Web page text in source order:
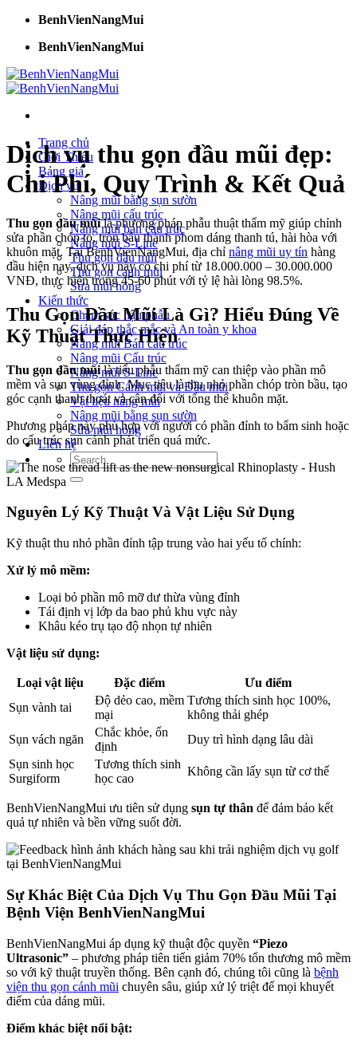
BenhVienNangMui
BenhVienNangMui
Trang chủ
Giới Thiệu
Bảng giá
Dịch vụ
Nâng mũi bằng sụn sườn
Nâng mũi cấu trúc
Nâng mũi bán cấu trúc
Nâng mũi S-Line
Thu gọn đầu mũi
Thu gọn cánh mũi
Sửa mũi hỏng
Kiến thức
Chăm sóc hậu phẫu
Giải đáp thắc mắc và An toàn y khoa
Nâng mũi Bán cấu trúc
Nâng mũi Cấu trúc
Nâng mũi S-Line
Thu gọn Cánh mũi và Đầu mũi
Vật liệu nâng mũi
Nâng mũi bằng sụn sườn
Sửa mũi hỏng
Liên hệ
Dịch vụ thu gọn đầu mũi đẹp:
Chi Phí, Quy Trình & Kết Quả
Thu gọn đầu mũilà phương pháp phẫu thuật thẩm mỹ giúp chỉnh
sửa phần chóp to, tròn bầu thành phom dáng thanh tú, hài hòa với
khuôn mặt. Tại BenhVienNangMui, địa chỉ nâng mũi uy tín hàng
đầu hiện nay, dịch vụ này có chi phí từ 18.000.000 – 30.000.000
VNĐ, thực hiện trong 45-60 phút với tỷ lệ hài lòng 98.5%.
Thu Gọn Đầu Mũi Là Gì? Hiểu Đúng Về
Kỹ Thuật Thực Hiện
Thu gọn đầu mũilà tiểu phẫu thẩm mỹ can thiệp vào phần mô
mềm và sụn vùng đỉnh. Mục tiêu là thu nhỏ phần chóp tròn bầu, tạo
góc cạnh thanh thoát và cân đối với tổng thể khuôn mặt.
Phương pháp này phù hợp với người có phần đỉnh to bẩm sinh hoặc
do cấu trúc sụn cánh phát triển quá mức.
Nguyên Lý Kỹ Thuật Và Vật Liệu Sử Dụng
Kỹ thuật thu nhỏ phần đỉnh tập trung vào hai yếu tố chính:
Xử lý mô mềm:
Loại bỏ phần mô mỡ dư thừa vùng đỉnh
Tái định vị lớp da bao phủ khu vực này
Khâu kéo trụ tạo độ nhọn tự nhiên
Vật liệu sử dụng:
Loại vật liệu Đặc điểm
Ưu điểm
Sụn vành tai
Độ dẻo cao, mềm
mại
Tương thích sinh học 100%,
không thải ghép
Sụn vách ngăn
Chắc khỏe, ổn
định
Duy trì hình dạng lâu dài
Sụn sinh học
Surgiform
Tương thích sinh
học cao
Không cần lấy sụn từ cơ thể
BenhVienNangMui ưu tiên sử dụng sụn tự thân để đảm bảo kết
quả tự nhiên và bền vững suốt đời.
Sự Khác Biệt Của Dịch Vụ Thu Gọn Đầu Mũi Tại
Bệnh Viện BenhVienNangMui
BenhVienNangMui áp dụng kỹ thuật độc quyền “Piezo
Ultrasonic” – phương pháp tiên tiến giảm 70% tổn thương mô mềm
so với kỹ thuật truyền thống. Bên cạnh đó, chúng tôi cũng là bệnh
viện thu gọn cánh mũi chuyên sâu, giúp xử lý triệt để mọi khuyết
điểm của dáng mũi.
Điểm khác biệt nổi bật: